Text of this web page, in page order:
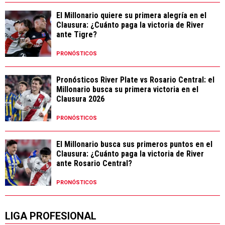
El Millonario quiere su primera alegría en el
Clausura: ¿Cuánto paga la victoria de River
ante Tigre?
PRONÓSTICOS
Pronósticos River Plate vs Rosario Central: el
Millonario busca su primera victoria en el
Clausura 2026
PRONÓSTICOS
El Millonario busca sus primeros puntos en el
Clausura: ¿Cuánto paga la victoria de River
ante Rosario Central?
PRONÓSTICOS
LIGA PROFESIONAL